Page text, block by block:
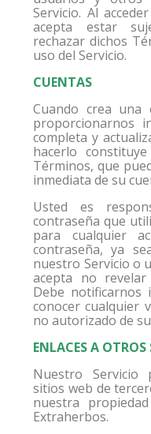
Servicio. Al
acepta estar
rechazar dichos
uso del Servicio.
CUENTAS
Cuando crea una
proporcionarnos
completa y
hacerlo
Términos, que
inmediata de su
Usted es
contraseña que
para cualquier
contraseña, ya
nuestro Servicio o
acepta no
Debe notificarnos
conocer cualquier
no autorizado de
ENLACES A
Nuestro Servicio
sitios web de
nuestra
Extraherbos.